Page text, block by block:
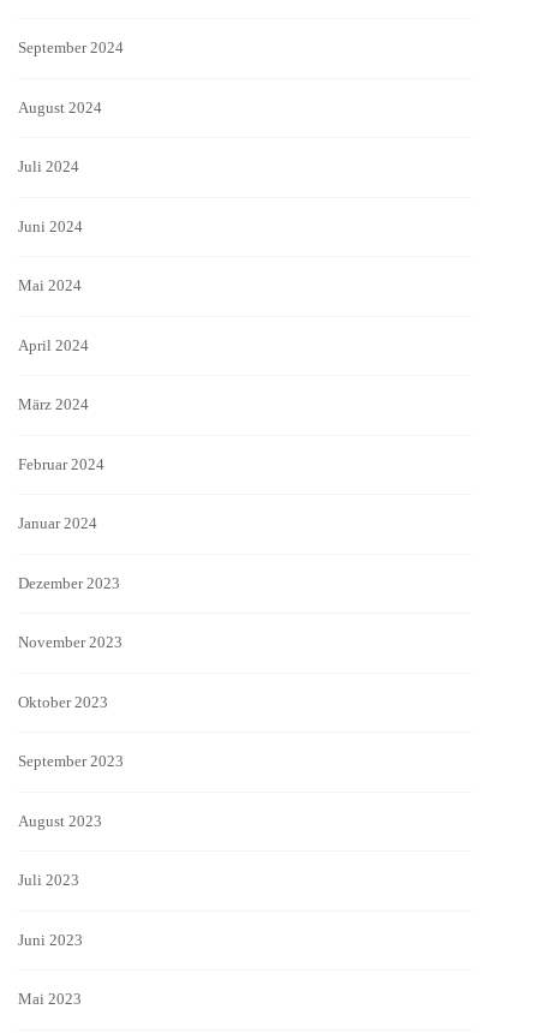
September 2024
August 2024
Juli 2024
Juni 2024
Mai 2024
April 2024
März 2024
Februar 2024
Januar 2024
Dezember 2023
November 2023
Oktober 2023
September 2023
August 2023
Juli 2023
Juni 2023
Mai 2023